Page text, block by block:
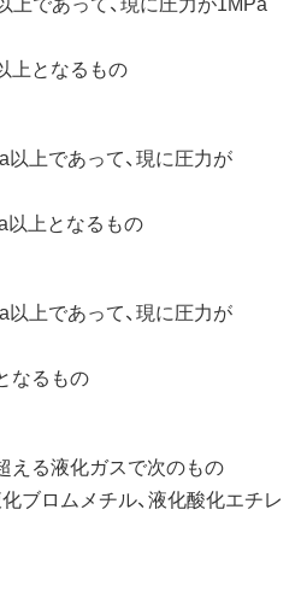
上となるもの
上であって、現に圧力が
以上となるもの
上であって、現に圧力が
となるもの
る液化ガスで次のもの
ロムメチル、液化酸化エチレ